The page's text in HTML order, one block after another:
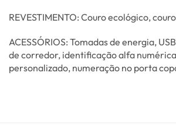
REVESTIMENTO: Couro ecológico,
ACESSÓRIOS: Tomadas de energia,
de corredor, identificação alfa
personalizado, numeração no porta